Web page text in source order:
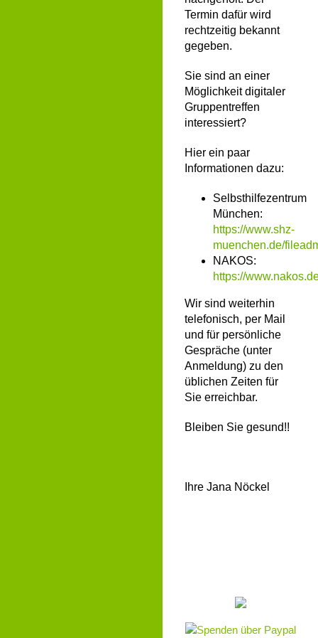
Termin dafür wird
rechtzeitig bekannt
gegeben.
Sie sind an einer
Möglichkeit digitaler
Gruppentreffen
interessiert?
Hier ein paar
Informationen dazu:
Selbsthilfezentrum
München:
https://www.shz-
muenchen.de/
NAKOS:
https://
Wir sind weiterhin
telefonisch, per Mail
und für persönliche
Gespräche (unter
Anmeldung) zu den
üblichen Zeiten für
Sie erreichbar.
Bleiben Sie gesund!!
Ihre Jana Nöckel